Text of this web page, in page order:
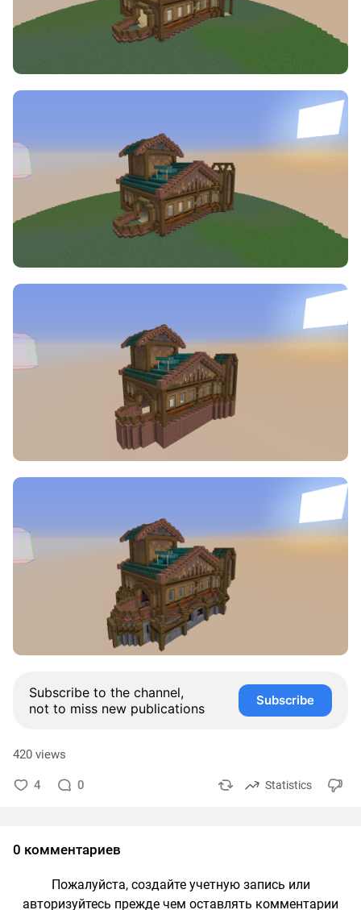
Subscribe to the channel,
not to miss new publications
Subscribe
420 views
4 0 Statistics
0 комментариев
Пожалуйста, создайте учетную запись или
авторизуйтесь прежде чем оставлять комментарии